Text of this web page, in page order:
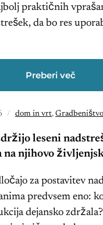
praktičnih
da bo res
Preberi več
dom in vrt, Gradbeništvo
leseni
na njihovo
za postavitev
predvsem eno:
dejansko